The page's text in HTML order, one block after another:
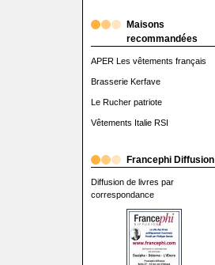
Maisons
recommandées
APER Les vêtements français
Brasserie Kerfave
Le Rucher patriote
Vêtements Italie RSI
Francephi Diffusion
Diffusion de livres par
correspondance